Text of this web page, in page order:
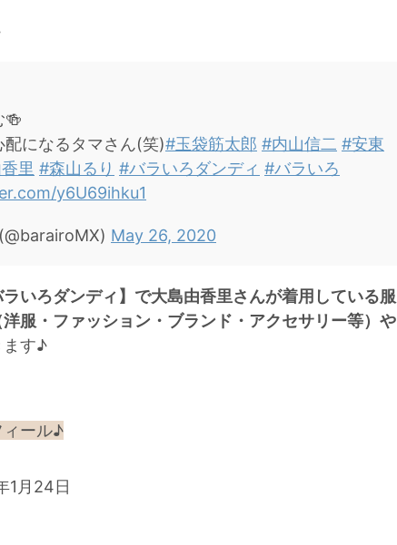
🍻
になるタマさん(笑)#玉袋筋太郎 #内山信二 #安東
里 #森山るり #バラいろダンディ #バラいろ
y6U69ihku1
May 26, 2020
ラいろダンディ】で大島由香里さんが着用している服
洋服・ファッション・ブランド・アクセサリー等）や
ます♪
ィール♪
1月24日